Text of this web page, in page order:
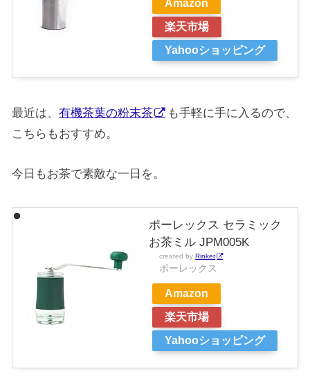
Amazon
楽天市場
Yahooショッピング
最近は、有機茶葉の粉末茶
も手軽に手に入るので、
こちらもおすすめ。
今日もお茶で素敵な一日を。
ポーレックス セラミック
お茶ミル JPM005K
created byRinker
ポーレックス
Amazon
楽天市場
Yahooショッピング